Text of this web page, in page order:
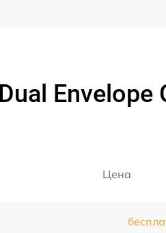
Envelope
Цена